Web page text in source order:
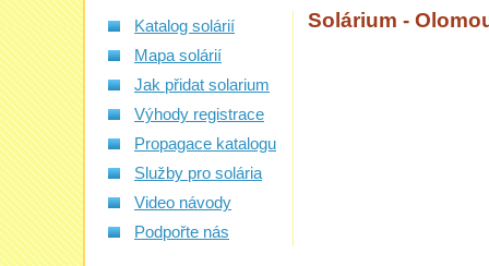
Katalog solárií
Mapa solárií
Jak přidat solarium
Výhody registrace
Propagace katalogu
Služby pro solária
Video návody
Podpořte nás
Solárium -